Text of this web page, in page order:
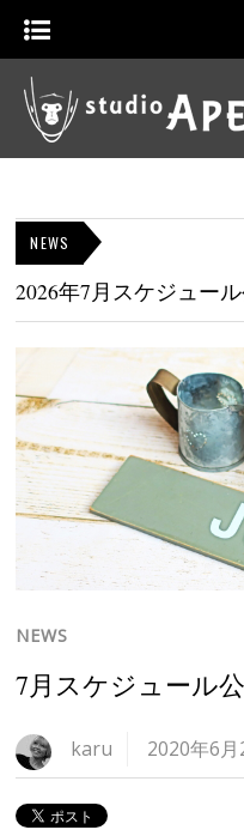
NEWS
2026年7月スケジュー
NEWS
7月スケジュール
karu 2020年6月